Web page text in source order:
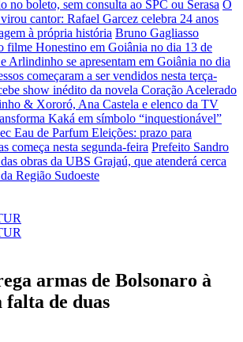
no boleto, sem consulta ao SPC ou Serasa O
cantor: Rafael Garcez celebra 24 anos
à própria história Bruno Gagliasso
filme Honestino em Goiânia no dia 13 de
Arlindinho se apresentam em Goiânia no dia
começaram a ser vendidos nesta terça-
show inédito da novela Coração Acelerado
& Xororó, Ana Castela e elenco da TV
Kaká em símbolo “inquestionável”
Eau de Parfum Eleições: prazo para
começa nesta segunda-feira Prefeito Sandro
obras da UBS Grajaú, que atenderá cerca
Região Sudoeste
armas de Bolsonaro à
de duas